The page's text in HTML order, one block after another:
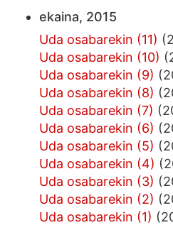
ekaina, 2015
Uda osabarekin (11)
Uda osabarekin (10)
Uda osabarekin (9)
Uda osabarekin (8)
Uda osabarekin (7)
Uda osabarekin (6)
Uda osabarekin (5)
Uda osabarekin (4)
Uda osabarekin (3)
Uda osabarekin (2)
Uda osabarekin (1)